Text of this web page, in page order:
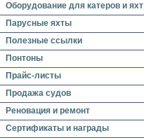
Оборудование для катеров и яхт
Парусные яхты
Полезные ссылки
Понтоны
Прайс-листы
Продажа судов
Реновация и ремонт
Сертификаты и награды